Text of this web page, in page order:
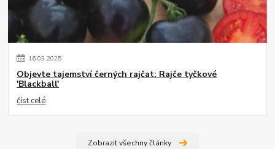
16.03.2025
Objevte tajemství černých rajčat: Rajče tyčkové
'Blackball'
číst celé
Zobrazit všechny články